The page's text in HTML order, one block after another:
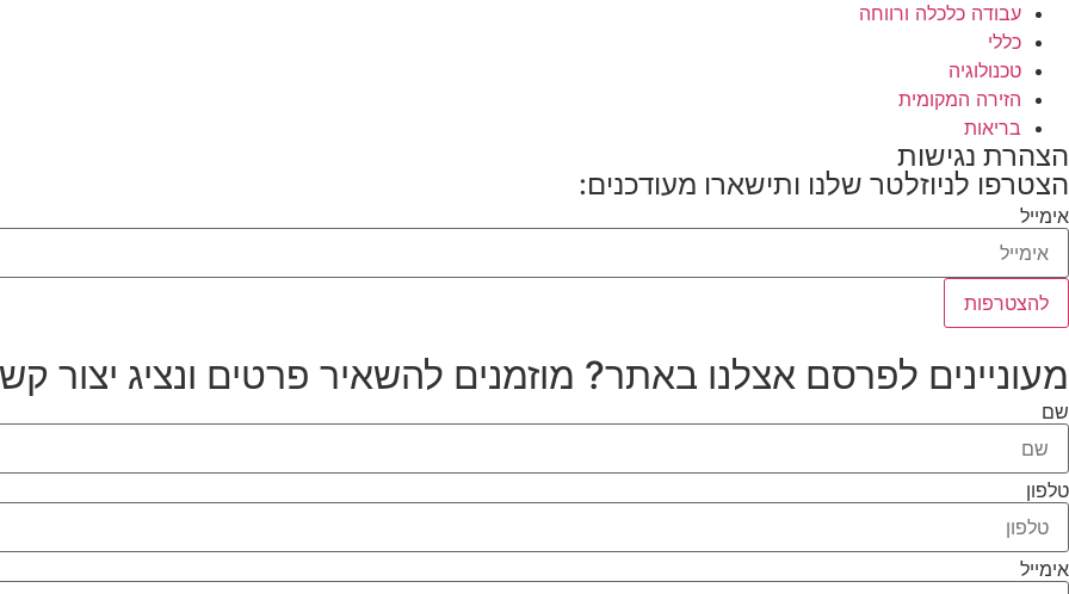
עבודה כלכלה ורווחה
כללי
טכנולוגיה
הזירה המקומית
בריאות
הצהרת נגישות
הצטרפו לניוזלטר שלנו ותישארו מעודכנים:
אימייל
להצטרפות
מעוניינים לפרסם אצלנו באתר? מוזמנים להשאיר פרטים ונציג יצור
שם
טלפון
אימייל